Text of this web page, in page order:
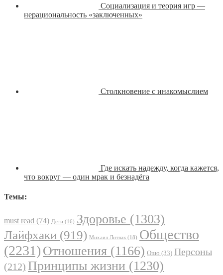
Социализация и теория игр —
нерациональность «заключенных»
Столкновение с инакомыслием
Где искать надежду, когда кажется,
что вокруг — один мрак и безнадёга
Темы:
must read (74) Дети (16) Здоровье (1303)
Лайфхаки (919) Михаил Литвак (18) Общество
(2231) Отношения (1166) Ошо (33) Персоны
(212) Принципы жизни (1230)